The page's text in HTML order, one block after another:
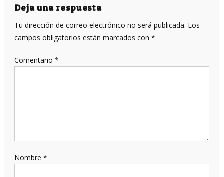
Deja una respuesta
Tu dirección de correo electrónico no será publicada. Los
campos obligatorios están marcados con *
Comentario *
Nombre *